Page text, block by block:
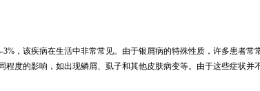
，该疾病在生活中非常常见。由于银屑病的特殊性质，许多患者常
度的影响，如出现鳞屑、虱子和其他皮肤病变等。由于这些症状并